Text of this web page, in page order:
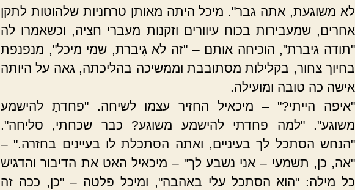
לא משוגעת, אתה גבר". מיכל היתה מאותן טרחניות שלהוטות לתקן
אחרים, שמעבירות בכוח עיוורים וזקנות מעברי חציה, וכשאמרו לה
"תודה גיברת", הוכיחה אותם – "זה לא גִיברת, שמי מיכל", מנפנפת
בחיוך צחור, בקלילות מסתובבת וממשיכה בהליכתה, גאה על היותה
אישה כה טובה ומועילה.
"איפה הייתי?" – מיכאיל החזיר עצמו לשיחה. "פחדתָ להישמע
משוגע". "למה פחדתי להישמע משוגע? כבר שכחתי, סליחה".
"הנחש הסתכל לך בעיניים, ואתה הסתכלת לו בעיינים בחזרה." –
"אה, כן, תשמעי – אני נשבע לך" – מיכאיל האט את הדיבור והדגיש
כל מילה: "הוא הסתכל עלי באהבה", ומיכל פלטה – "כן, ככה זה